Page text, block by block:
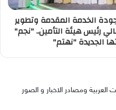
جودة الخدمة المقدمة وتطوير
رئيس هيئة التأمين.. "نجم"
الجديدة "نهتم"
ومصادر الاخبار و الصور